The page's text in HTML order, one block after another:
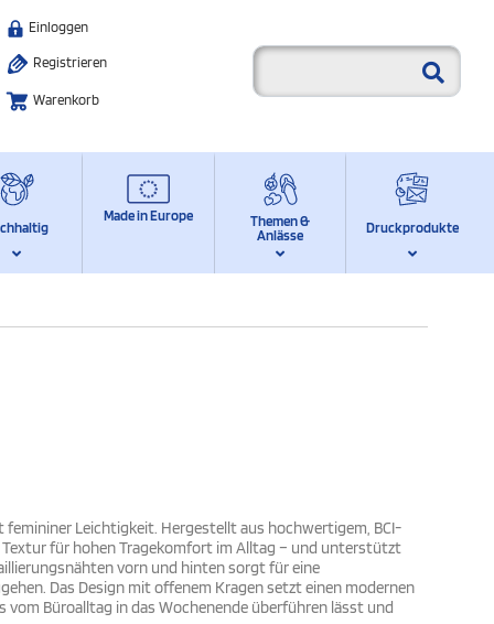
Einloggen
Registrieren
Warenkorb
Made in Europe
Themen &
Anlässe
Druckprodukte
Leichtigkeit. Hergestellt aus hochwertigem, BCI-
für hohen Tragekomfort im Alltag – und unterstützt
vorn und hinten sorgt für eine
Das Design mit offenem Kragen setzt einen modernen
Büroalltag in das Wochenende überführen lässt und